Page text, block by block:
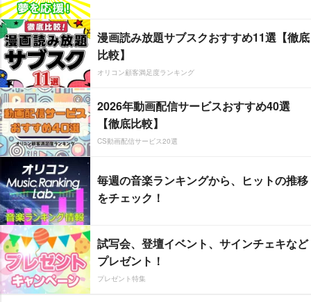
漫画読み放題サブスクおすすめ11選【徹底
比較】
オリコン顧客満足度ランキング
2026年動画配信サービスおすすめ40選
【徹底比較】
CS動画配信サービス20選
毎週の音楽ランキングから、ヒットの推移
をチェック！
試写会、登壇イベント、サインチェキなど
プレゼント！
プレゼント特集